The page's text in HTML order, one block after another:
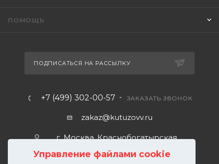
Управление файлами cookie
ПОМОЩЬ
ПОДПИСАТЬСЯ НА РАССЫЛКУ
+7 (499) 302-00-57 ЗАКАЗАТЬ ЗВОНОК
zakaz@kutuzovv.ru
г. Москва, Краснобогатырская